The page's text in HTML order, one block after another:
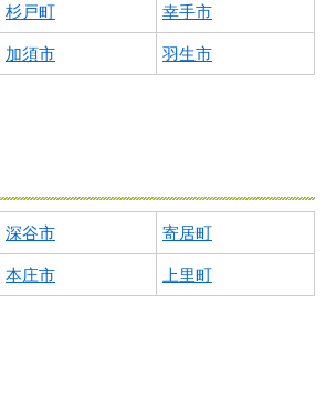
杉戸町 幸手市
加須市 羽生市
深谷市 寄居町
本庄市 上里町